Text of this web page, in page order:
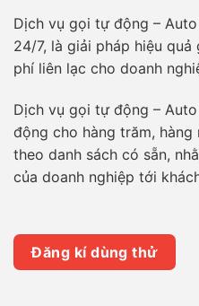
Dịch vụ gọi tự động –
24/7, là giải pháp hiệu
phí liên lạc cho doanh
Dịch vụ gọi tự động –
động cho hàng trăm, hàng
theo danh sách có sẵn,
của doanh nghiệp tới
Đăng kí dùng thử